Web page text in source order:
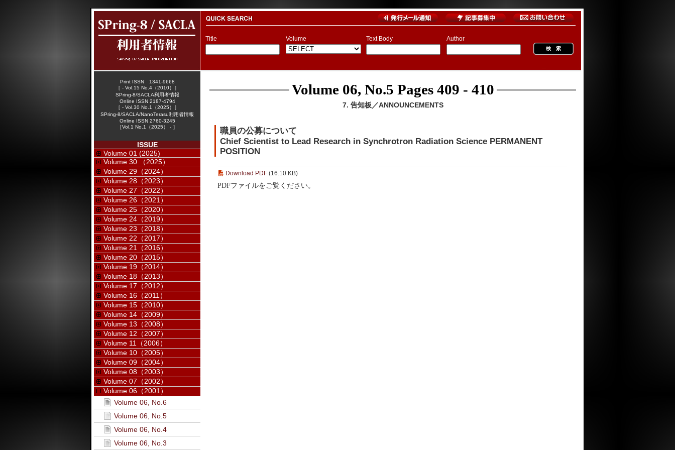
Title Volume Text Body Author
Volume 06, No.5 Pages 409 - 410
7. 告知板／ANNOUNCEMENTS
職員の公募について
Chief Scientist to Lead Research in Synchrotron Radiation Science PERMANENT
POSITION
Download PDF (16.10 KB)
PDFファイルをご覧ください。
Print ISSN 1341-9668
［ - Vol.15 No.4（2010）］
SPring-8/SACLA利用者情報
Online ISSN 2187-4794
［ - Vol.30 No.1（2025）］
SPring-8/SACLA/NanoTerasu利用者情報
Online ISSN 2760-3245
［Vol.1 No.1（2025） - ］
ISSUE
Volume 01 (2025)
Volume 30 （2025）
Volume 29（2024）
Volume 28（2023）
Volume 27（2022）
Volume 26（2021）
Volume 25（2020）
Volume 24（2019）
Volume 23（2018）
Volume 22（2017）
Volume 21（2016）
Volume 20（2015）
Volume 19（2014）
Volume 18（2013）
Volume 17（2012）
Volume 16（2011）
Volume 15（2010）
Volume 14（2009）
Volume 13（2008）
Volume 12（2007）
Volume 11（2006）
Volume 10（2005）
Volume 09（2004）
Volume 08（2003）
Volume 07（2002）
Volume 06（2001）
Volume 06, No.6
Volume 06, No.5
Volume 06, No.4
Volume 06, No.3